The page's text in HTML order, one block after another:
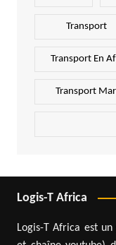
Transport
Transport En
Transport
Logis-T Africa
Logis-T Africa est